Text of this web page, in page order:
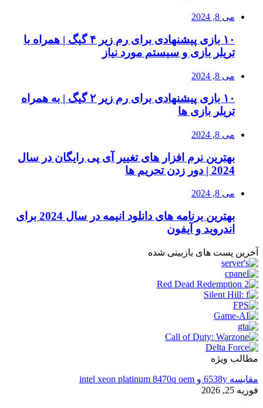
می 8, 2024
۱۰ بازی پیشنهادی برای رم زیر ۴ گیگ | همراه با
تریلر بازی و سیستم مورد نیاز
می 8, 2024
۱۰ بازی پیشنهادی برای رم زیر ۲ گیگ | به همراه
تریلر بازی ها
می 8, 2024
بهترین نرم افزار های تغییر آی پی رایگان در سال
2024 | دور زدن تحریم ها
می 8, 2024
بهترین برنامه های دانلود انیمه در سال 2024 برای
اندروید و آیفون
آخرین پست های بازبینی شده
مطالب ویژه
مقایسه 6538y و intel xeon platinum 8470q oem
فوریه 25, 2026